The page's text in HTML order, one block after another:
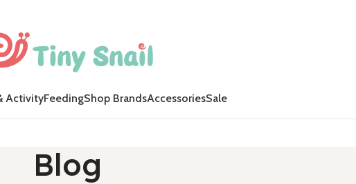
ActivityFeedingShop BrandsAccessoriesSale
Blog